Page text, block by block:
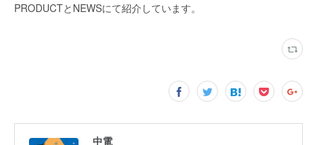
PRODUCTとNEWSにて紹介しています。
中電